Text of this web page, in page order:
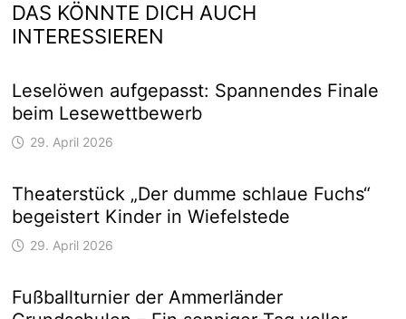
DAS KÖNNTE DICH AUCH
INTERESSIEREN
Leselöwen aufgepasst: Spannendes Finale
beim Lesewettbewerb
29. April 2026
Theaterstück „Der dumme schlaue Fuchs“
begeistert Kinder in Wiefelstede
29. April 2026
Fußballturnier der Ammerländer